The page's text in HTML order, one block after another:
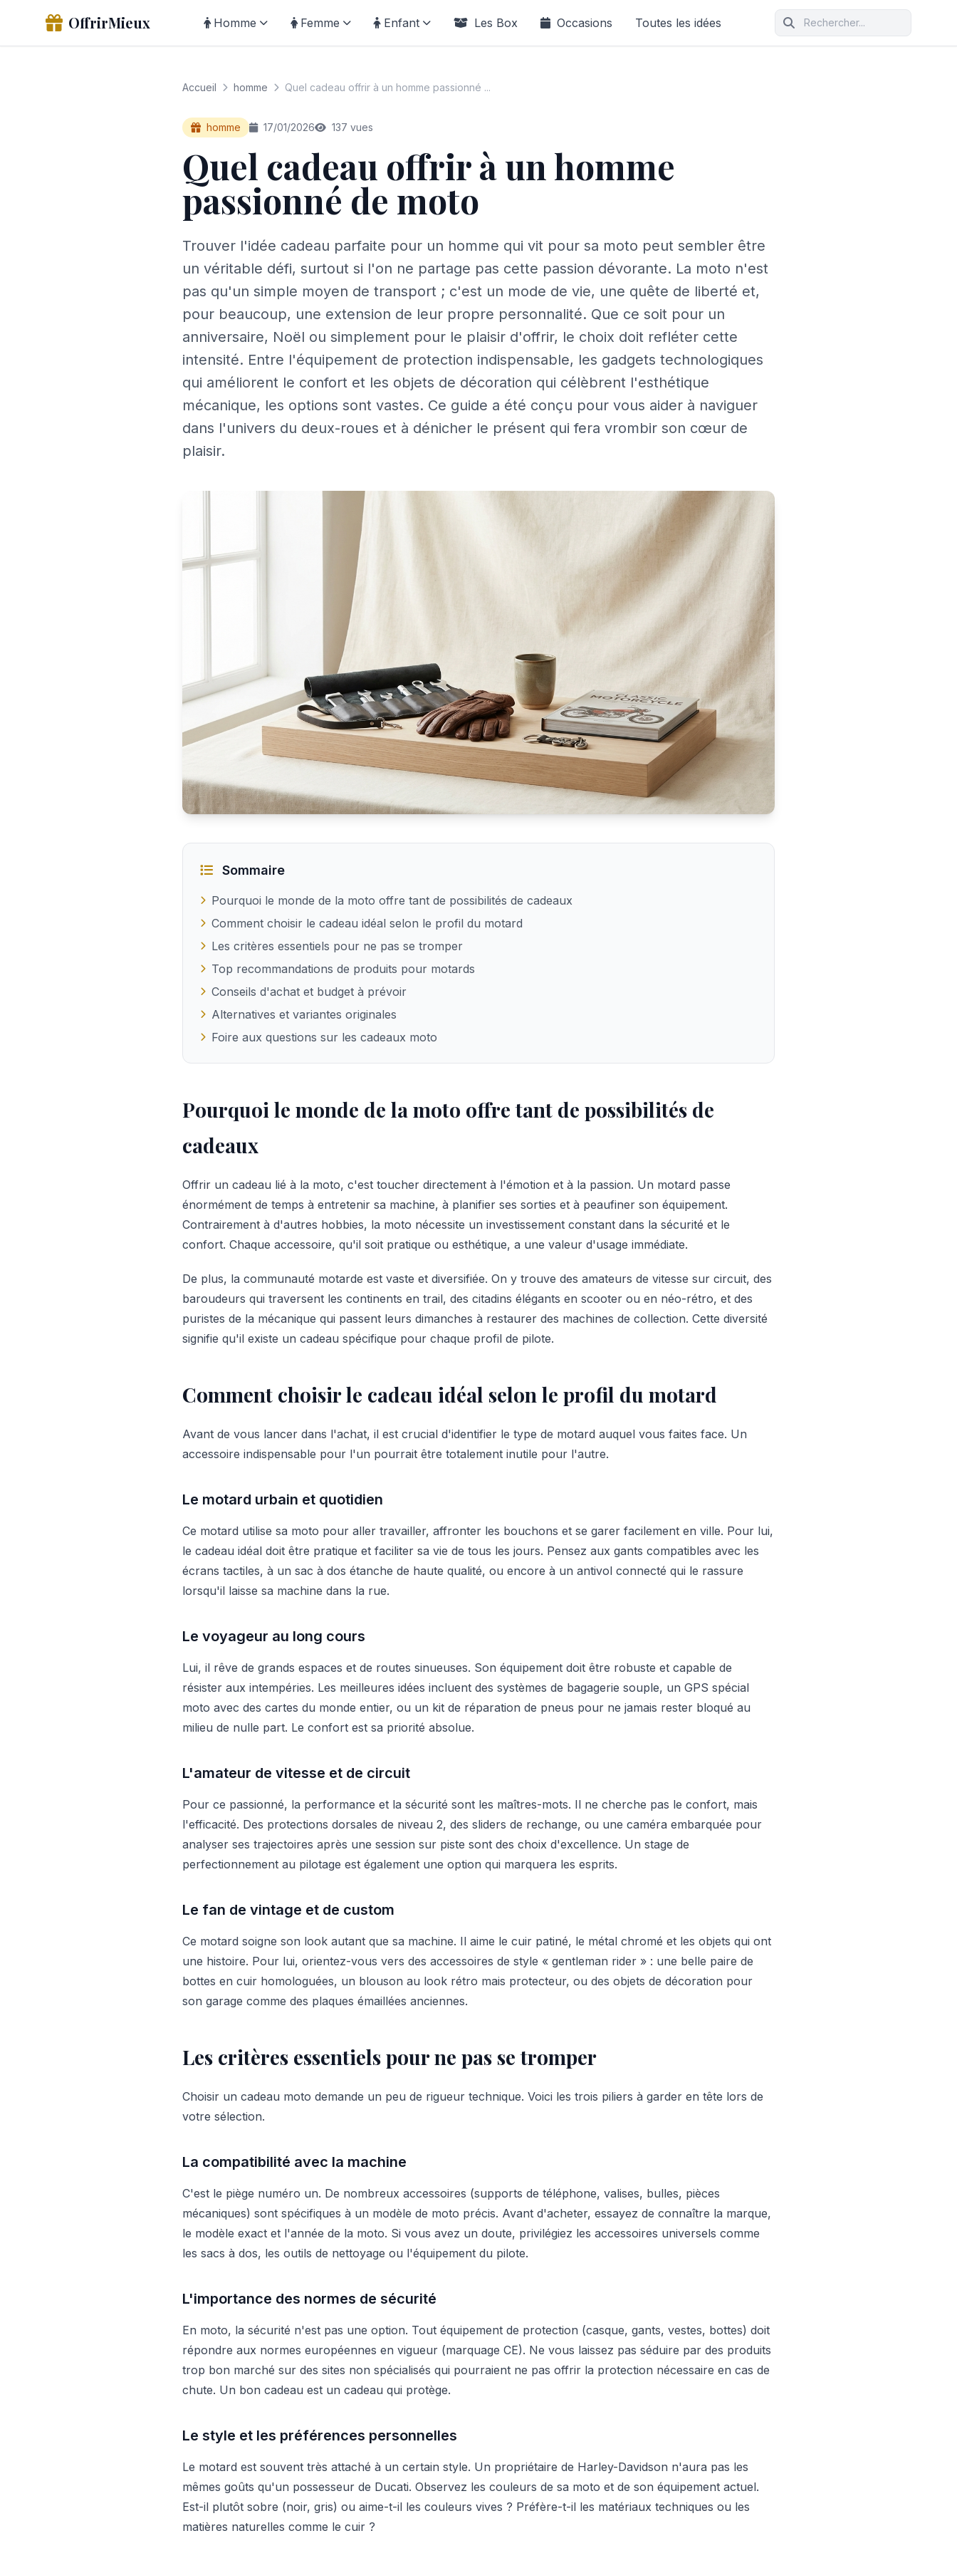
OffrirMieux Homme Femme Enfant Les Box Occasions Toutes les idées
Accueil homme Quel cadeau offrir à un homme passionné ...
homme 17/01/2026 137 vues
Quel cadeau offrir à un homme
passionné de moto
Trouver l'idée cadeau parfaite pour un homme qui vit pour sa moto peut sembler être
un véritable défi, surtout si l'on ne partage pas cette passion dévorante. La moto n'est
pas qu'un simple moyen de transport ; c'est un mode de vie, une quête de liberté et,
pour beaucoup, une extension de leur propre personnalité. Que ce soit pour un
anniversaire, Noël ou simplement pour le plaisir d'offrir, le choix doit refléter cette
intensité. Entre l'équipement de protection indispensable, les gadgets technologiques
qui améliorent le confort et les objets de décoration qui célèbrent l'esthétique
mécanique, les options sont vastes. Ce guide a été conçu pour vous aider à naviguer
dans l'univers du deux-roues et à dénicher le présent qui fera vrombir son cœur de
plaisir.
Sommaire
Pourquoi le monde de la moto offre tant de possibilités de cadeaux
Comment choisir le cadeau idéal selon le profil du motard
Les critères essentiels pour ne pas se tromper
Top recommandations de produits pour motards
Conseils d'achat et budget à prévoir
Alternatives et variantes originales
Foire aux questions sur les cadeaux moto
Pourquoi le monde de la moto offre tant de possibilités de
cadeaux
Offrir un cadeau lié à la moto, c'est toucher directement à l'émotion et à la passion. Un motard passe
énormément de temps à entretenir sa machine, à planifier ses sorties et à peaufiner son équipement.
Contrairement à d'autres hobbies, la moto nécessite un investissement constant dans la sécurité et le
confort. Chaque accessoire, qu'il soit pratique ou esthétique, a une valeur d'usage immédiate.
De plus, la communauté motarde est vaste et diversifiée. On y trouve des amateurs de vitesse sur circuit, des
baroudeurs qui traversent les continents en trail, des citadins élégants en scooter ou en néo-rétro, et des
puristes de la mécanique qui passent leurs dimanches à restaurer des machines de collection. Cette diversité
signifie qu'il existe un cadeau spécifique pour chaque profil de pilote.
Comment choisir le cadeau idéal selon le profil du motard
Avant de vous lancer dans l'achat, il est crucial d'identifier le type de motard auquel vous faites face. Un
accessoire indispensable pour l'un pourrait être totalement inutile pour l'autre.
Le motard urbain et quotidien
Ce motard utilise sa moto pour aller travailler, affronter les bouchons et se garer facilement en ville. Pour lui,
le cadeau idéal doit être pratique et faciliter sa vie de tous les jours. Pensez aux gants compatibles avec les
écrans tactiles, à un sac à dos étanche de haute qualité, ou encore à un antivol connecté qui le rassure
lorsqu'il laisse sa machine dans la rue.
Le voyageur au long cours
Lui, il rêve de grands espaces et de routes sinueuses. Son équipement doit être robuste et capable de
résister aux intempéries. Les meilleures idées incluent des systèmes de bagagerie souple, un GPS spécial
moto avec des cartes du monde entier, ou un kit de réparation de pneus pour ne jamais rester bloqué au
milieu de nulle part. Le confort est sa priorité absolue.
L'amateur de vitesse et de circuit
Pour ce passionné, la performance et la sécurité sont les maîtres-mots. Il ne cherche pas le confort, mais
l'efficacité. Des protections dorsales de niveau 2, des sliders de rechange, ou une caméra embarquée pour
analyser ses trajectoires après une session sur piste sont des choix d'excellence. Un stage de
perfectionnement au pilotage est également une option qui marquera les esprits.
Le fan de vintage et de custom
Ce motard soigne son look autant que sa machine. Il aime le cuir patiné, le métal chromé et les objets qui ont
une histoire. Pour lui, orientez-vous vers des accessoires de style « gentleman rider » : une belle paire de
bottes en cuir homologuées, un blouson au look rétro mais protecteur, ou des objets de décoration pour
son garage comme des plaques émaillées anciennes.
Les critères essentiels pour ne pas se tromper
Choisir un cadeau moto demande un peu de rigueur technique. Voici les trois piliers à garder en tête lors de
votre sélection.
La compatibilité avec la machine
C'est le piège numéro un. De nombreux accessoires (supports de téléphone, valises, bulles, pièces
mécaniques) sont spécifiques à un modèle de moto précis. Avant d'acheter, essayez de connaître la marque,
le modèle exact et l'année de la moto. Si vous avez un doute, privilégiez les accessoires universels comme
les sacs à dos, les outils de nettoyage ou l'équipement du pilote.
L'importance des normes de sécurité
En moto, la sécurité n'est pas une option. Tout équipement de protection (casque, gants, vestes, bottes) doit
répondre aux normes européennes en vigueur (marquage CE). Ne vous laissez pas séduire par des produits
trop bon marché sur des sites non spécialisés qui pourraient ne pas offrir la protection nécessaire en cas de
chute. Un bon cadeau est un cadeau qui protège.
Le style et les préférences personnelles
Le motard est souvent très attaché à un certain style. Un propriétaire de Harley-Davidson n'aura pas les
mêmes goûts qu'un possesseur de Ducati. Observez les couleurs de sa moto et de son équipement actuel.
Est-il plutôt sobre (noir, gris) ou aime-t-il les couleurs vives ? Préfère-t-il les matériaux techniques ou les
matières naturelles comme le cuir ?